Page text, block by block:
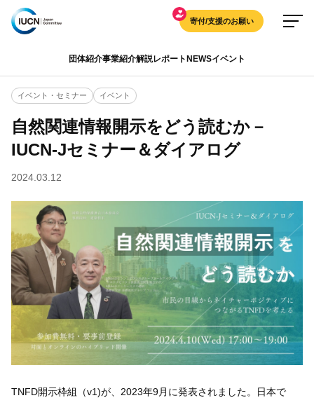
寄付/支援のお願い
団体紹介事業紹介解説レポート NEWSイベント
イベント・セミナー イベント
自然関連情報開示をどう読むか－
IUCN-Jセミナー＆ダイアログ
2024.03.12
TNFD開示枠組（v1)が、2023年9月に発表されました。日本で